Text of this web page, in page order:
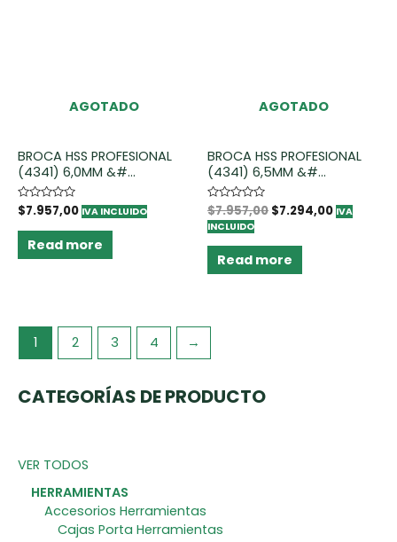
CATEGORÍAS DE PRODUCTO
VER TODOS
HERRAMIENTAS
Accesorios Herramientas
Cajas Porta Herramientas
AGOTADO
BROCA HSS PROFESIONAL
(4341) 6,0MM &#...
Rated
0
out
$7.957,00 IVA INCLUIDO
Read more
AGOTADO
BROCA HSS PROFESIONAL
(4341) 6,5MM &#...
Rated
0
out
$7.957,00 $7.294,00 IVA
INCLUIDO
Read more
1 2 3 4 →